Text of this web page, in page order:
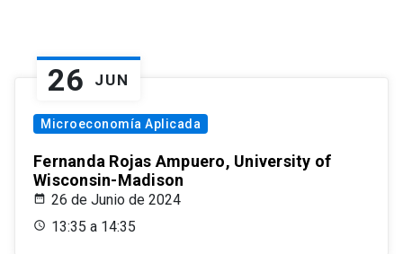
26 JUN
Microeconomía Aplicada
Fernanda Rojas Ampuero, University of
Wisconsin-Madison
26 de Junio de 2024
13:35 a 14:35